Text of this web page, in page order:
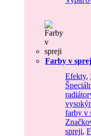
Farby v
Efekty,
farby v
spreji,